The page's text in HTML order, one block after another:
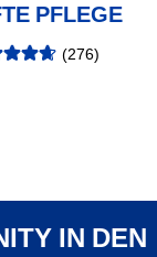
PFLEGE
: (276)
IN DEN